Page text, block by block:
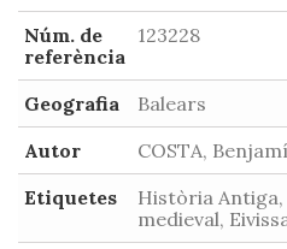
Núm. de
referència
123228
Geografia
Balears
Autor
COSTA,
Etiquetes
Història
medieval,